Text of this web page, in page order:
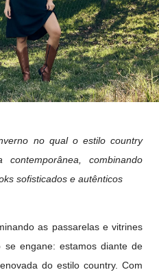
combinando
sofisticados e autênticos
as passarelas e vitrines
engane: estamos diante de
do estilo country. Com